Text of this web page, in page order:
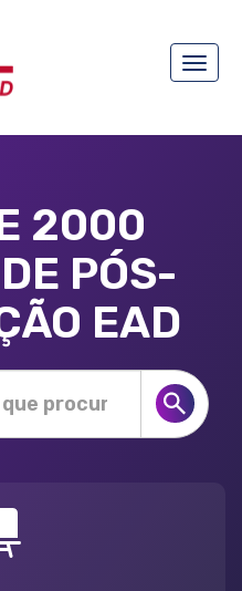
Toggle
2000
PÓS-
EAD